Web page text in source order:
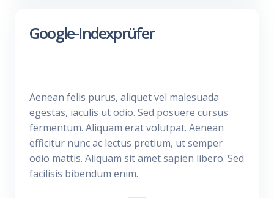
Google-Indexprüfer
Aenean felis purus, aliquet vel malesuada
egestas, iaculis ut odio. Sed posuere cursus
fermentum. Aliquam erat volutpat. Aenean
efficitur nunc ac lectus pretium, ut semper
odio mattis. Aliquam sit amet sapien libero. Sed
facilisis bibendum enim.